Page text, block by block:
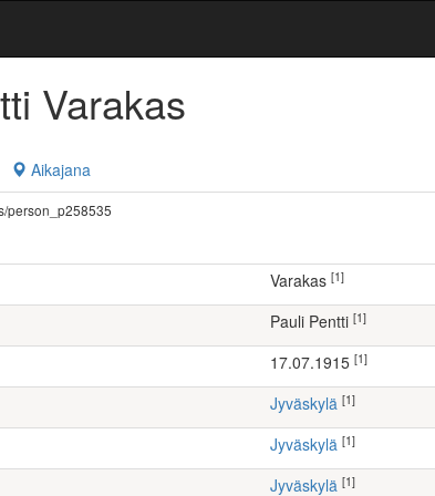
Varakas
Aikajana
person_p258535
Varakas [1]
Pauli Pentti [1]
17.07.1915 [1]
Jyväskylä [1]
Jyväskylä [1]
Jyväskylä [1]